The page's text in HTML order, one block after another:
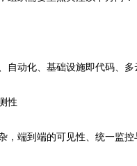
动化、基础设施即代码、多
性
端到端的可见性、统一监控